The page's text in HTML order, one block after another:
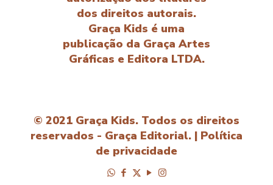
dos direitos autorais.
Graça Kids é uma
publicação da Graça Artes
Gráficas e Editora LTDA.
© 2021 Graça Kids. Todos os direitos
reservados - Graça Editorial. | Política
de privacidade